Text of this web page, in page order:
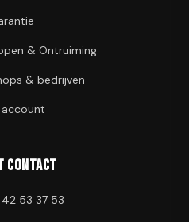
& Ontruiming
& bedrijven
account
contact
42 53 37 53